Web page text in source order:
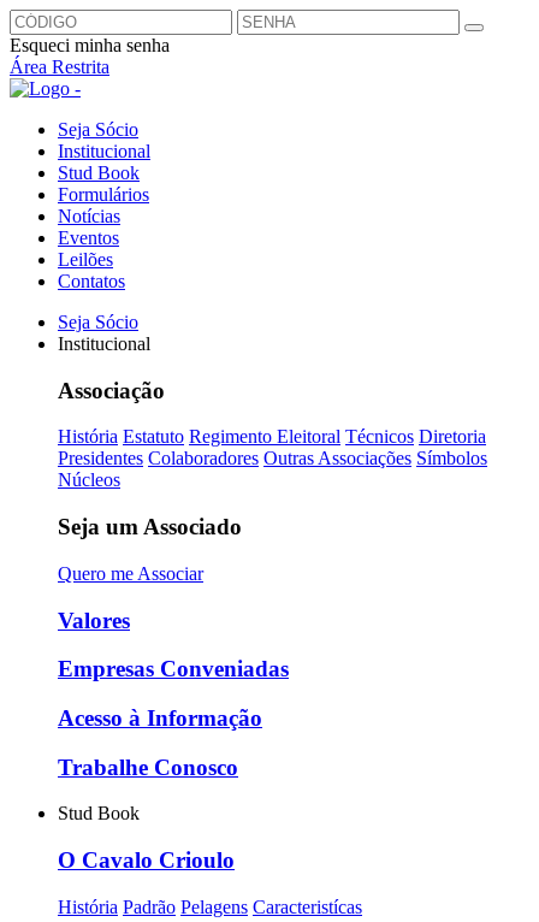
Esqueci minha senha
Área Restrita
Seja Sócio
Institucional
Stud Book
Formulários
Notícias
Eventos
Leilões
Contatos
Seja Sócio
Institucional
Associação
História Estatuto Regimento Eleitoral Técnicos Diretoria
Presidentes Colaboradores Outras Associações Símbolos
Núcleos
Seja um Associado
Quero me Associar
Valores
Empresas Conveniadas
Acesso à Informação
Trabalhe Conosco
Stud Book
O Cavalo Crioulo
História Padrão Pelagens Caracteristícas